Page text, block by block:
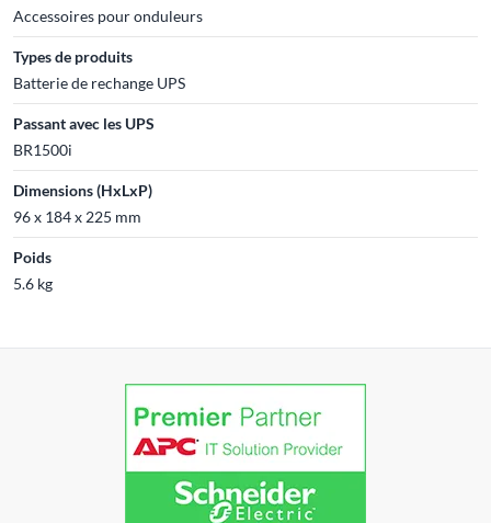
Accessoires pour onduleurs
Types de produits
Batterie de rechange UPS
Passant avec les UPS
BR1500i
Dimensions (HxLxP)
96 x 184 x 225 mm
Poids
5.6 kg